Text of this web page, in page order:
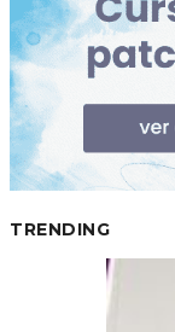
TRENDING